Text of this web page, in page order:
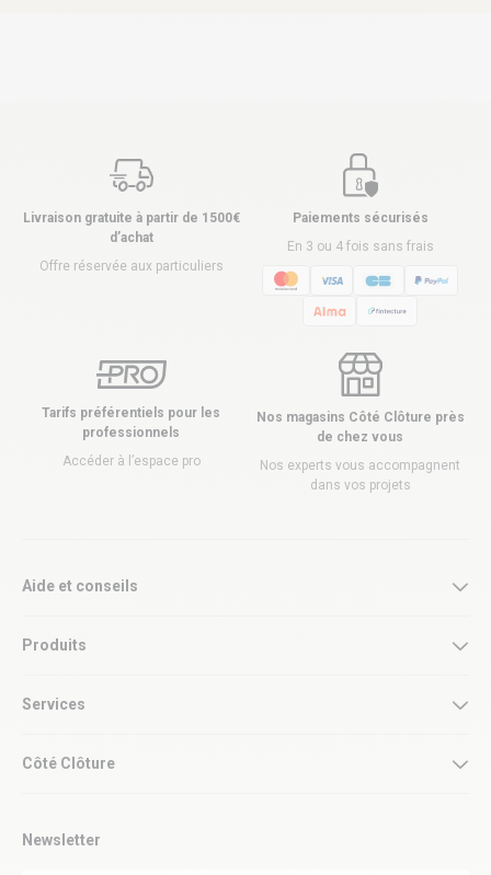
Livraison gratuite à partir de 1500€
d’achat
Offre réservée aux particuliers
Paiements sécurisés
En 3 ou 4 fois sans frais
Tarifs préférentiels pour les
professionnels
Accéder à l’espace pro
Nos magasins Côté Clôture près
de chez vous
Nos experts vous accompagnent
dans vos projets
Aide et conseils
Produits
Services
Côté Clôture
Newsletter